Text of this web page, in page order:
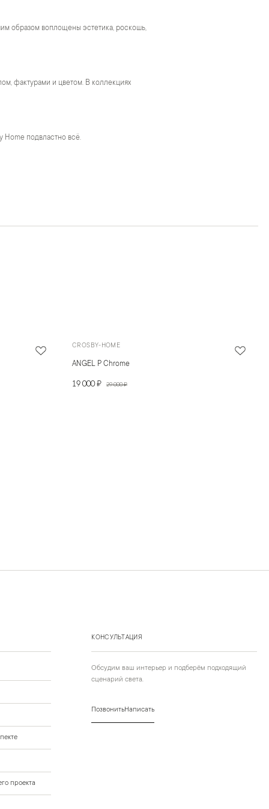
образом воплощены эстетика, роскошь,
фактурами и цветом. В коллекциях
подвластно всё.
CROSBY-HOME
ANGEL P Chrome
19 000 ₽ 29 000 ₽
КОНСУЛЬТАЦИЯ
Обсудим ваш интерьер и подберём подходящий
сценарий света.
ПозвонитьНаписать
проекта